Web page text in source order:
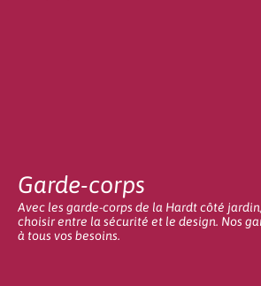
Garde-corps
Avec les garde-corps de la Hardt côté
choisir entre la sécurité et le design. Nos
à tous vos besoins.